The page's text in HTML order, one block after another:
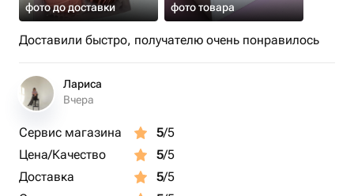
фото до доставки фото товара
Доставили быстро, получателю очень понравилось
Лариса
Вчера
Сервис магазина 5/5
Цена/Качество
5/5
Доставка
5/5